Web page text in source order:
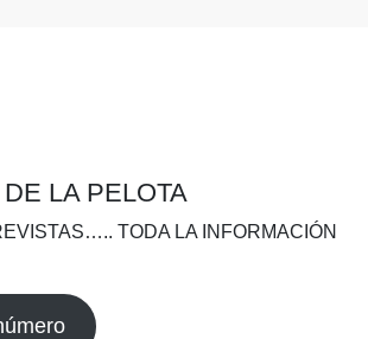
LA PELOTA
TODA LA INFORMACIÓN